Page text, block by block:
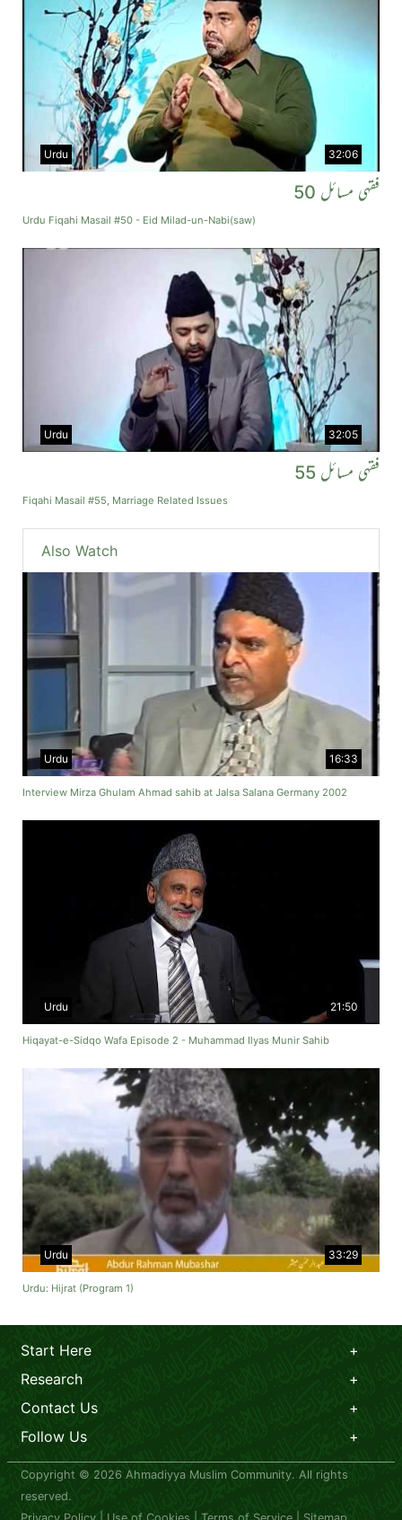
32:06
Urdu
فقہی مسائل 50
Urdu Fiqahi Masail #50 - Eid Milad-un-Nabi(saw)
32:05
Urdu
فقہی مسائل 55
Fiqahi Masail #55, Marriage Related Issues
Also Watch
16:33
Urdu
Interview Mirza Ghulam Ahmad sahib at Jalsa Salana Germany 2002
21:50
Urdu
Hiqayat-e-Sidqo Wafa Episode 2 - Muhammad Ilyas Munir Sahib
33:29
Urdu
Urdu: Hijrat (Program 1)
Start Here
Research
Contact Us
Follow Us
Copyright © 2026 Ahmadiyya Muslim Community. All rights
reserved.